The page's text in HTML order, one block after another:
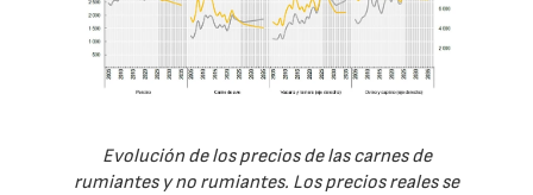
Evolución de los precios de las carnes de
rumiantes y no rumiantes. Los precios reales se